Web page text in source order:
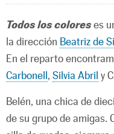
Todos los coloreses
la dirección Beatriz de
En el reparto
Carbonell, Silvia Abril y
Belén, una chica de
de su grupo de amigas.